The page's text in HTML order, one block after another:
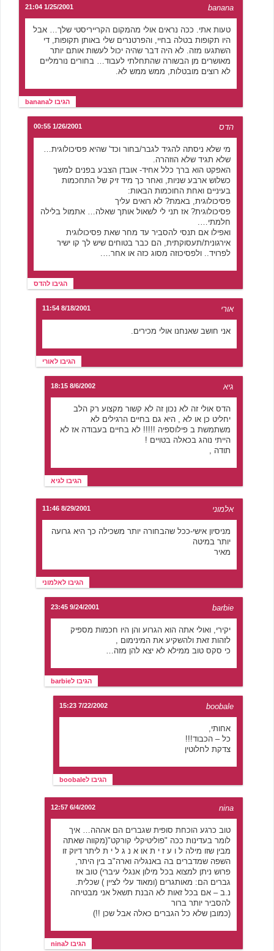
banana
1/25/2001 21:04
טעות אתי. ככה נראים אולי מהמקום הקרייריסטי שלך… אבל
היו תקופות בטלה בחיי, והפרטנרים שלי באותן תקופות, די
השתגעו מזה. לא היה דבר שהיה יכול לעשות אותם יותר
מאושרים מן הבשורה שהתחלתי לעבוד… בחורים נורמליים
לא רוצים מובטלות, ממש ממש לא.
הגיבו לbanana
הדס 1/26/2001 00:55
מי שלא ניסתה להגיד לגבר/בחור וכד' שהיא פסיכולוגית…
שלא תגיד שלא הוזהרה.
האפקט הוא ברך כלל אחיד- אובדן הצבע בפנים למשך
כשלוש ארבע שניות, ואחר כך מיד זיק של התחכמות
בעיניים ואחת החוכמות הבאות:
פסיכולוגית, באמת? לא רואים עליך
פסיכולוגית? אז תני לי לשאול אותך שאלה… אתמול בלילה
חלמתי….
ואפילו אם תנסי להסביר עד מחר שאת פסיכולוגית
אירגונית/תעסוקתית, הם כבר בטוחים שיש לך קו ישיר
לפרויד.. ולפסיכוזה מסוג כזה או אחר….
הגיבו להדס
אורי 8/18/2001 11:54
אני חושב שאנחנו אולי מכירים.
הגיבו לאורי
גיא 8/6/2002 18:15
הדס אולי זה לא נכון זה לא קשור מקצוע רק הלב
יחליט כן או לא , היא גם בחיים הרגילים לא
משתמשת ב פילוספיה !!!!! לא בחיים בעבודה אז לא
הייתי נוהג בכאלה בטויים !
תודה ,
הגיבו לגיא
אלמוני 8/29/2001 11:46
מניסיון אישי-ככל שהבחורה יותר משכילה כך היא גרועה
יותר במיטה
מאיר
הגיבו לאלמוני
barbie
9/24/2001 23:45
יקירי, ואולי אתה הוא הגרוע והן היו חכמות מספיק
לזהות זאת ולהשקיע את המינימום ,
כי סקס טוב ממילא לא יצא להן מזה…
הגיבו לbarbie
boobale
7/22/2002 15:23
אחותי,
כל – הכבוד!!!
צדקת לחלוטין
הגיבו לboobale
nina
6/4/2002 12:57
טוב כרגע הוכחת סופית שגברים הם אההה… איך
לומר בעדינות ככה "פוליטיקלי קורקט"(מקווה שאתה
מבין שזו מילה ל ו ע ז י ת או א נ ג ל י ת ליתר דיוק זו
השפה שמדברים בה באנגליה וארה"ב בין היתר,
פרוש ניתן למצוא בכל מילון אנגלי עיברי) טוב אז
גברים הם: מאותגרים (ומאוד עלי לציין ) שכלית.
נ.ב – אם בכל זאות לא הבנת תשאל אני מבטיחה
להסביר יותר ברור
(כמובן שלא כל הגברים כאלה אבל שכן !!)
הגיבו לnina